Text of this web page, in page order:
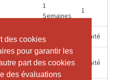
des cookies
pour garantir les
part des cookies
des évaluations
des cookies
pour garantir les
part des cookies
des évaluations
1
Semaines
1
12 Mois Illimité
6 Mois Illimité